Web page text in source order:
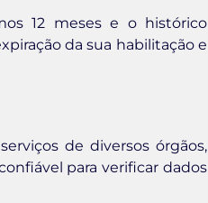
12 meses e o histórico
da sua habilitação e
de diversos órgãos,
para verificar dados